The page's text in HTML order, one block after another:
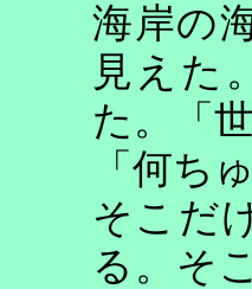
海岸の
見えた
た。「
「何ち
そこだ
る。そ